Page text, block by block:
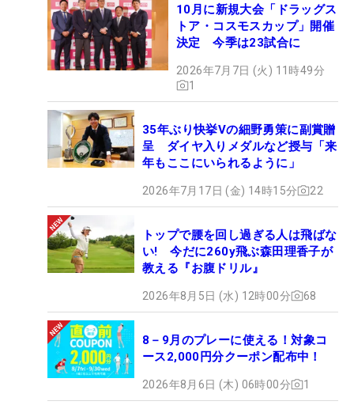
10月に新規大会「ドラッグス
トア・コスモスカップ」開催
決定 今季は23試合に
2026年7月7日 (火) 11時49分
1
35年ぶり快挙Vの細野勇策に副賞贈
呈 ダイヤ入りメダルなど授与「来
年もここにいられるように」
2026年7月17日 (金) 14時15分 22
トップで腰を回し過ぎる人は飛ばな
い! 今だに260y飛ぶ森田理香子が
教える『お腹ドリル』
2026年8月5日 (水) 12時00分 68
8－9月のプレーに使える！対象コ
ース2,000円分クーポン配布中！
2026年8月6日 (木) 06時00分 1